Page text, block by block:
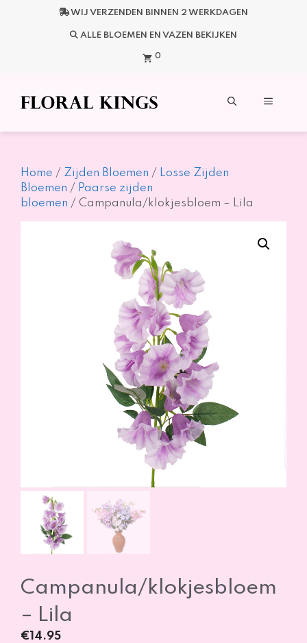
WIJ VERZENDEN BINNEN 2 WERKDAGEN
ALLE BLOEMEN EN VAZEN BEKIJKEN
0
Menu
Home / Zijden Bloemen / Losse Zijden
Bloemen / Paarse zijden
bloemen / Campanula/klokjesbloem – Lila
Campanula/klokjesbloem
– Lila
€ 14.95